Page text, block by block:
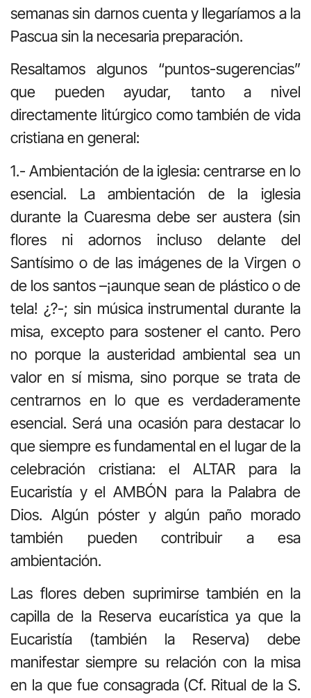
semanas sin darnos cuenta y llegaríamos a la
Pascua sin la necesaria preparación.
Resaltamos algunos “puntos-sugerencias”
que pueden ayudar, tanto a nivel
directamente litúrgico como también de vida
cristiana en general:
1.- Ambientación de la iglesia: centrarse en lo
esencial. La ambientación de la iglesia
durante la Cuaresma debe ser austera (sin
flores ni adornos incluso delante del
Santísimo o de las imágenes de la Virgen o
de los santos –¡aunque sean de plástico o de
tela! ¿?-; sin música instrumental durante la
misa, excepto para sostener el canto. Pero
no porque la austeridad ambiental sea un
valor en sí misma, sino porque se trata de
centrarnos en lo que es verdaderamente
esencial. Será una ocasión para destacar lo
que siempre es fundamental en el lugar de la
celebración cristiana: el ALTAR para la
Eucaristía y el AMBÓN para la Palabra de
Dios. Algún póster y algún paño morado
también pueden contribuir a esa
ambientación.
Las flores deben suprimirse también en la
capilla de la Reserva eucarística ya que la
Eucaristía (también la Reserva) debe
manifestar siempre su relación con la misa
en la que fue consagrada (Cf. Ritual de la S.